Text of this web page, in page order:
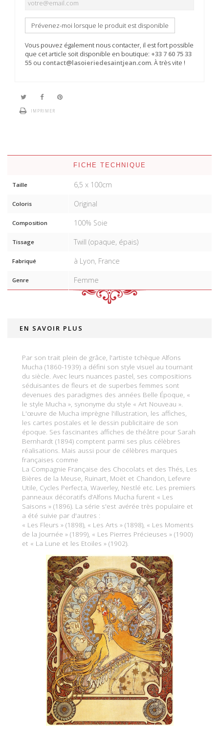
Prévenez-moi lorsque le produit est disponible
Vous pouvez également nous contacter, il est fort possible
que cet article soit disponible en boutique: +33 7 60 75 33
55 ou contact@lasoieriedesaintjean.com. À très vite !
IMPRIMER
FICHE TECHNIQUE
Taille 6,5 x 100cm
Coloris Original
Composition 100% Soie
Tissage Twill (opaque, épais)
Fabriqué à Lyon, France
Genre Femme
EN SAVOIR PLUS
Par son trait plein de grâce, l'artiste tchèque Alfons
Mucha (1860-1939) a défini son style visuel au tournant
du siècle. Avec leurs nuances pastel, ses compositions
séduisantes de fleurs et de superbes femmes sont
devenues des paradigmes des années Belle Époque, «
le style Mucha », synonyme du style « Art Nouveau ».
L'œuvre de Mucha imprègne l'illustration, les affiches,
les cartes postales et le dessin publicitaire de son
époque. Ses fascinantes affiches de théâtre pour Sarah
Bernhardt (1894) comptent parmi ses plus célèbres
réalisations. Mais aussi pour de célèbres marques
françaises comme
La Compagnie Française des Chocolats et des Thés, Les
Bières de la Meuse, Ruinart, Moët et Chandon, Lefevre
Utile, Cycles Perfecta, Waverley, Nestlé etc. Les premiers
panneaux décoratifs d’Alfons Mucha furent « Les
Saisons » (1896). La série s'est avérée très populaire et
a été suivie par d'autres :
« Les Fleurs » (1898), « Les Arts » (1898), « Les Moments
de la Journée » (1899), « Les Pierres Précieuses » (1900)
et « La Lune et les Etoiles » (1902).